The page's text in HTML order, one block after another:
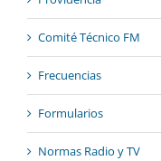
Comité Técnico FM
Frecuencias
Formularios
Normas Radio y TV